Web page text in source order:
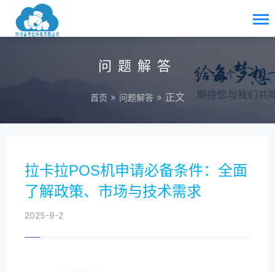
问题解答
首页 » 问题解答 » 正文
拉卡拉POS机申请必备条件：全面
了解政策、市场与技术需求
2025-9-2